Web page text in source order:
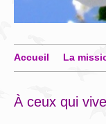
Accueil La
À ceux qui